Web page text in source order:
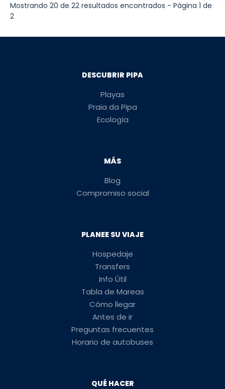
Mostrando 20 de 22 resultados encontrados - Página 1 de
2
DESCUBRIR PIPA
Playas
Praia da Pipa
Ecología
MÁS
Blog
Compromiso social
PLANEE SU VIAJE
Hospedaje
Transfers
Info Útil
Tabla de Mareas
Cómo llegar
Antes de ir
Preguntas frecuentes
Horario de autobuses
QUÉ HACER